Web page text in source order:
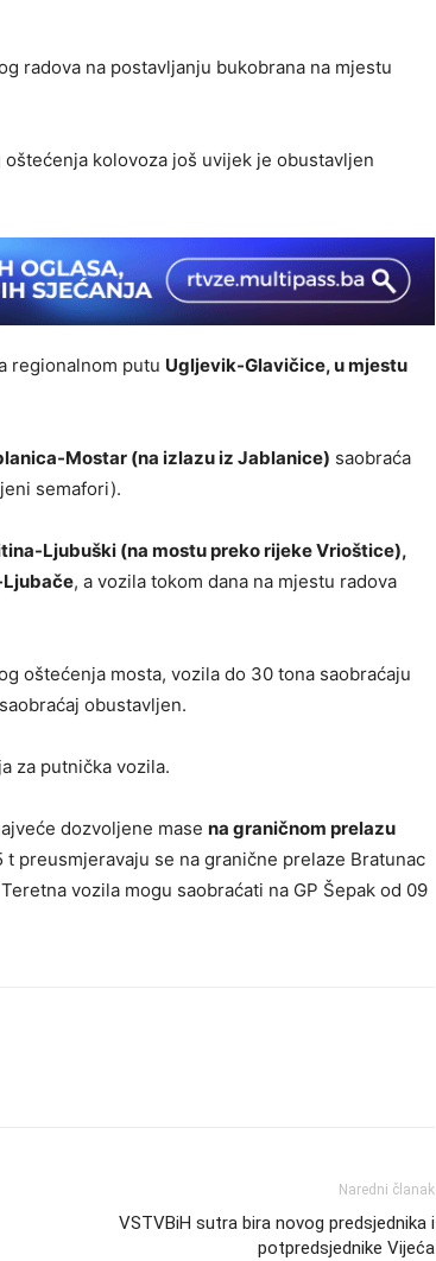
radova na postavljanju bukobrana na mjestu
oštećenja kolovoza još uvijek je obustavljen
regionalnom putu Ugljevik-Glavičice, u mjestu
Mostar (na izlazu iz Jablanice) saobraća
semafori).
Ljubuški (na mostu preko rijeke Vrioštice),
Ljubače, a vozila tokom dana na mjestu radova
oštećenja mosta, vozila do 30 tona saobraćaju
obustavljen.
za putnička vozila.
dozvoljene mase na graničnom prelazu
t preusmjeravaju se na granične prelaze Bratunac
vozila mogu saobraćati na GP Šepak od 09
Naredni članak
VSTVBiH sutra bira novog predsjednika i
potpredsjednike Vijeća